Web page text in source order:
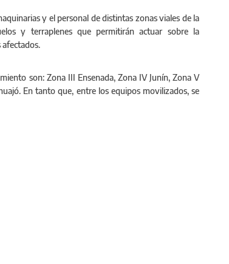
y el personal de distintas zonas viales de la
y terraplenes que permitirán actuar sobre la
afectados.
son: Zona III Ensenada, Zona IV Junín, Zona V
En tanto que, entre los equipos movilizados, se